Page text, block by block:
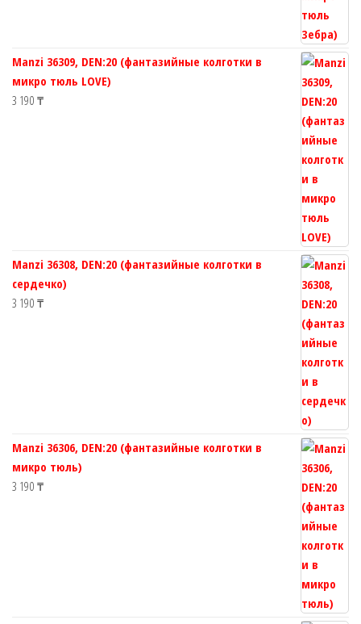
Manzi 36309, DEN:20 (фантазийные колготки в
микро тюль LOVE)
3 190 ₸
Manzi 36308, DEN:20 (фантазийные колготки в
сердечко)
3 190 ₸
Manzi 36306, DEN:20 (фантазийные колготки в
микро тюль)
3 190 ₸